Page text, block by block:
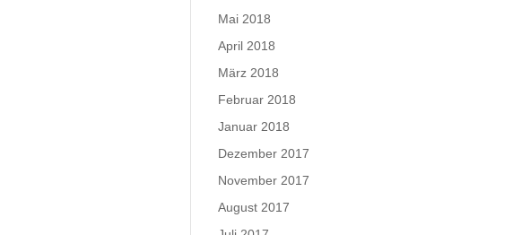
Mai 2018
April 2018
März 2018
Februar 2018
Januar 2018
Dezember 2017
November 2017
August 2017